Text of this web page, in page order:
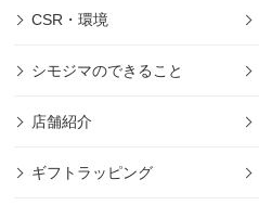
CSR・環境
シモジマのできること
店舗紹介
ギフトラッピング